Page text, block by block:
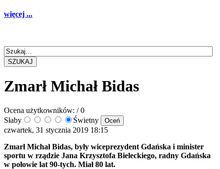
więcej ...
SZUKAJ
Zmarł Michał Bidas
Ocena użytkowników: / 0
Słaby
Świetny
czwartek, 31 stycznia 2019 18:15
Zmarł Michał Bidas, były wiceprezydent Gdańska i minister
sportu w rządzie Jana Krzysztofa Bieleckiego, radny Gdańska
w połowie lat 90-tych. Miał 80 lat.